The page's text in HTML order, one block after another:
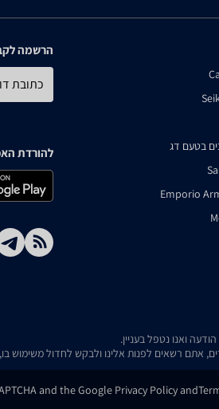
בטעם דג
Emporio
הרשמה
כתובת
להורדת
אתם רשאים לפנות אלינו ולבקש לחדול משימוש
and the Google Privacy Policyand